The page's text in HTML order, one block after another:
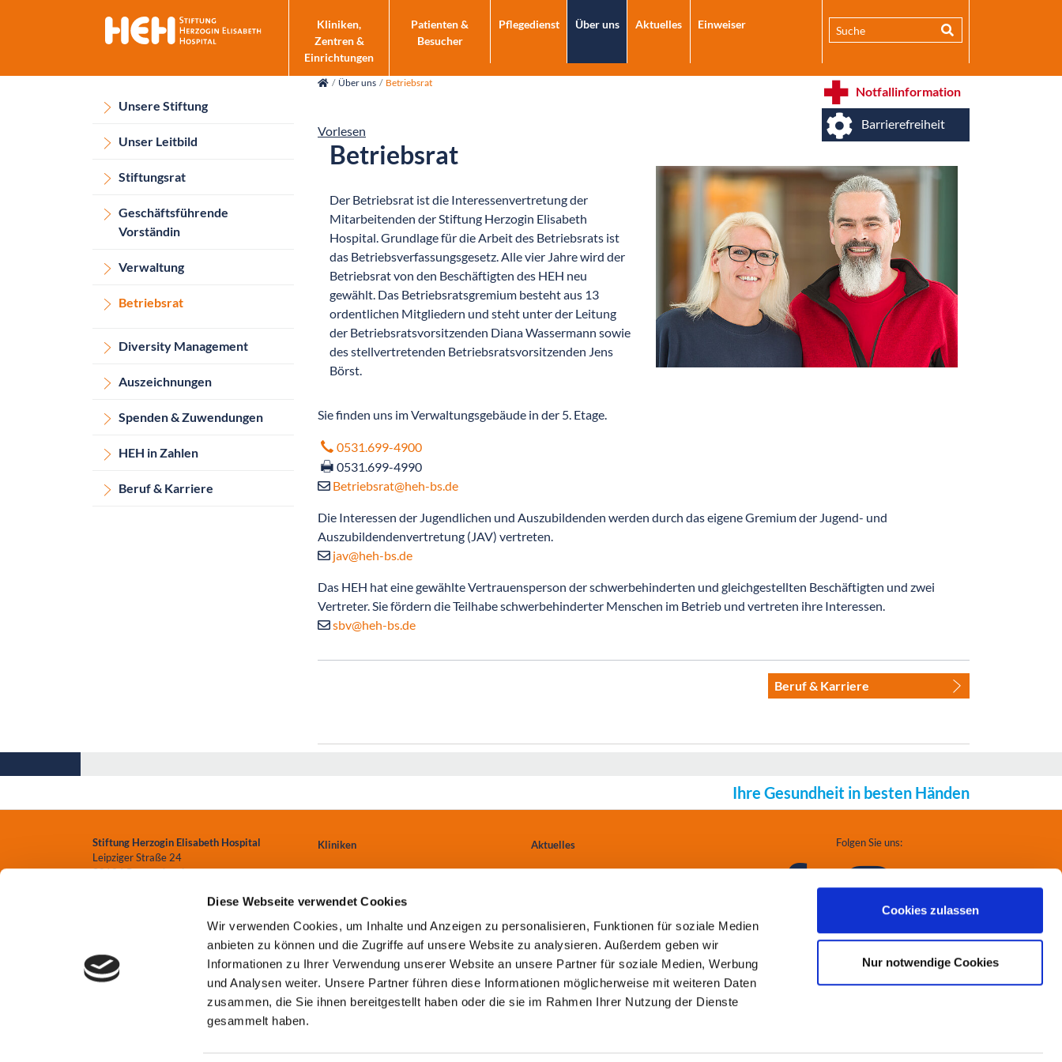
Diese Webseite verwendet Cookies
Wir verwenden Cookies, um Inhalte und Anzeigen zu personalisieren, Funktionen für soziale Medien
anbieten zu können und die Zugriffe auf unsere Website zu analysieren. Außerdem geben wir
Informationen zu Ihrer Verwendung unserer Website an unsere Partner für soziale Medien, Werbung
und Analysen weiter. Unsere Partner führen diese Informationen möglicherweise mit weiteren Daten
zusammen, die Sie ihnen bereitgestellt haben oder die sie im Rahmen Ihrer Nutzung der Dienste
gesammelt haben.
Cookies zulassen
Nur notwendige Cookies
Kliniken,
Zentren &
Einrichtungen
Patienten &
Besucher
Pflegedienst Über uns Aktuelles Einweiser
Notfallinformation
Barrierefreiheit
Unsere Stiftung
Unser Leitbild
Stiftungsrat
Geschäftsführende
Vorständin
Verwaltung
Betriebsrat
Diversity Management
Auszeichnungen
Spenden & Zuwendungen
HEH in Zahlen
Beruf & Karriere
Über uns Betriebsrat
Vorlesen
Betriebsrat
Der Betriebsrat ist die Interessenvertretung der
Mitarbeitenden der Stiftung Herzogin Elisabeth
Hospital. Grundlage für die Arbeit des Betriebsrats ist
das Betriebsverfassungsgesetz. Alle vier Jahre wird der
Betriebsrat von den Beschäftigten des HEH neu
gewählt. Das Betriebsratsgremium besteht aus 13
ordentlichen Mitgliedern und steht unter der Leitung
der Betriebsratsvorsitzenden Diana Wassermann sowie
des stellvertretenden Betriebsratsvorsitzenden Jens
Börst.
Sie finden uns im Verwaltungsgebäude in der 5. Etage.
0531.699-4900
0531.699-4990
Betriebsrat@heh-bs.de
Die Interessen der Jugendlichen und Auszubildenden werden durch das eigene Gremium der Jugend- und
Auszubildendenvertretung (JAV) vertreten.
jav@heh-bs.de
Das HEH hat eine gewählte Vertrauensperson der schwerbehinderten und gleichgestellten Beschäftigten und zwei
Vertreter. Sie fördern die Teilhabe schwerbehinderter Menschen im Betrieb und vertreten ihre Interessen.
sbv@heh-bs.de
Beruf & Karriere
Ihre Gesundheit in besten Händen
Stiftung Herzogin Elisabeth Hospital
Leipziger Straße 24
38124 Braunschweig
Kliniken Aktuelles
Einrichtungen Anfahrt
Pflege Kontakt
Folgen Sie uns: